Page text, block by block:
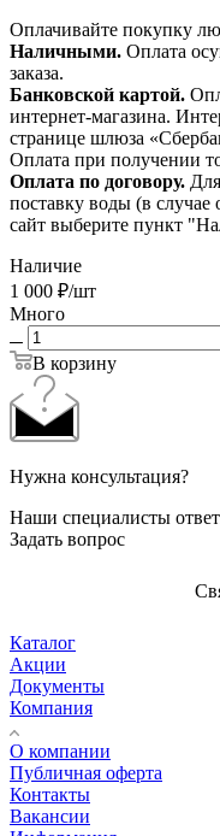
Оплачивайте покупку
Наличными. Оплата
заказа.
Банковской картой.
интернет-магазина.
странице шлюза
Оплата при получении
Оплата по договору.
поставку воды (в случае
сайт выберите пункт
Наличие
1 000 ₽/шт
Много
В корзину
Нужна консультация?
Наши специалисты
Задать вопрос
Каталог
Акции
Документы
Компания
О компании
Публичная оферта
Контакты
Вакансии